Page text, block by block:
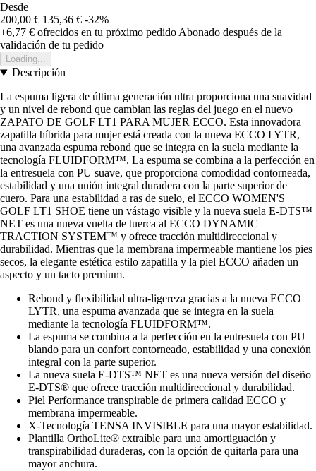
Desde
200,00 € 135,36 € -32%
+6,77 € ofrecidos en tu próximo pedido Abonado después de la
validación de tu pedido
Loading...
Descripción
La espuma ligera de última generación ultra proporciona una suavidad
y un nivel de rebond que cambian las reglas del juego en el nuevo
ZAPATO DE GOLF LT1 PARA MUJER ECCO. Esta innovadora
zapatilla híbrida para mujer está creada con la nueva ECCO LYTR,
una avanzada espuma rebond que se integra en la suela mediante la
tecnología FLUIDFORM™. La espuma se combina a la perfección en
la entresuela con PU suave, que proporciona comodidad contorneada,
estabilidad y una unión integral duradera con la parte superior de
cuero. Para una estabilidad a ras de suelo, el ECCO WOMEN'S
GOLF LT1 SHOE tiene un vástago visible y la nueva suela E-DTS™
NET es una nueva vuelta de tuerca al ECCO DYNAMIC
TRACTION SYSTEM™ y ofrece tracción multidireccional y
durabilidad. Mientras que la membrana impermeable mantiene los pies
secos, la elegante estética estilo zapatilla y la piel ECCO añaden un
aspecto y un tacto premium.
Rebond y flexibilidad ultra-ligereza gracias a la nueva ECCO
LYTR, una espuma avanzada que se integra en la suela
mediante la tecnología FLUIDFORM™.
La espuma se combina a la perfección en la entresuela con PU
blando para un confort contorneado, estabilidad y una conexión
integral con la parte superior.
La nueva suela E-DTS™ NET es una nueva versión del diseño
E-DTS® que ofrece tracción multidireccional y durabilidad.
Piel Performance transpirable de primera calidad ECCO y
membrana impermeable.
X-Tecnología TENSA INVISIBLE para una mayor estabilidad.
Plantilla OrthoLite® extraíble para una amortiguación y
transpirabilidad duraderas, con la opción de quitarla para una
mayor anchura.